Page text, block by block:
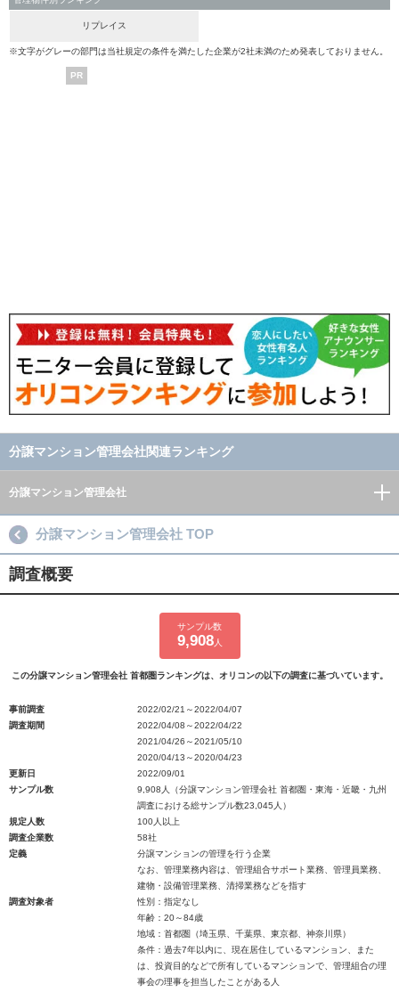
リプレイス
※文字がグレーの部門は当社規定の条件を満たした企業が2社未満のため発表しておりません。
PR
分譲マンション管理会社関連ランキング
分譲マンション管理会社
分譲マンション管理会社 TOP
調査概要
サンプル数
9,908人
この分譲マンション管理会社 首都圏ランキングは、オリコンの以下の調査に基づいています。
事前調査
2022/02/21～2022/04/07
調査期間
2022/04/08～2022/04/22
2021/04/26～2021/05/10
2020/04/13～2020/04/23
更新日
2022/09/01
サンプル数
9,908人（分譲マンション管理会社 首都圏・東海・近畿・九州
調査における総サンプル数23,045人）
規定人数
100人以上
調査企業数
58社
定義
分譲マンションの管理を行う企業
なお、管理業務内容は、管理組合サポート業務、管理員業務、
建物・設備管理業務、清掃業務などを指す
調査対象者
性別：指定なし
年齢：20～84歳
地域：首都圏（埼玉県、千葉県、東京都、神奈川県）
条件：過去7年以内に、現在居住しているマンション、また
は、投資目的などで所有しているマンションで、管理組合の理
事会の理事を担当したことがある人